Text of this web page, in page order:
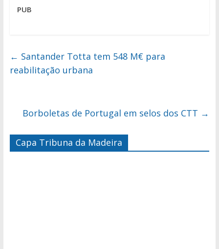
PUB
← Santander Totta tem 548 M€ para
reabilitação urbana
Borboletas de Portugal em selos dos CTT →
Capa Tribuna da Madeira